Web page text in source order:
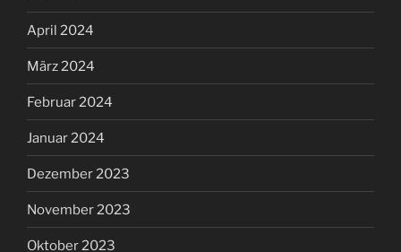
April 2024
März 2024
Februar 2024
Januar 2024
Dezember 2023
November 2023
Oktober 2023